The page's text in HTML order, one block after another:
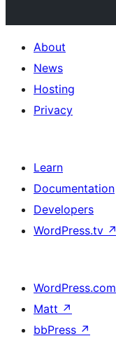
About
News
Hosting
Privacy
Learn
Documentation
Developers
WordPress.tv ↗
WordPress.com
Matt ↗
bbPress ↗